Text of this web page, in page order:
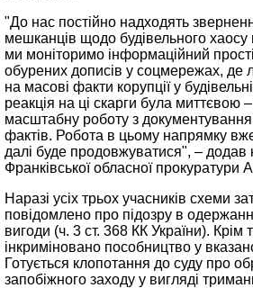
"До нас постійно надходять
мешканців щодо будівельного хаосу
ми моніторимо інформаційний
обурених дописів у соцмережах, де
на масові факти корупції у
реакція на ці скарги була миттєвою
масштабну роботу з документування
фактів. Робота в цьому напрямку вже
далі буде продовжуватися", – додав
Франківської обласної прокуратури
Наразі усіх трьох учасників схеми
повідомлено про підозру в
вигоди (ч. 3 ст. 368 КК України). Крім
інкриміновано пособництво у
Готується клопотання до суду про
запобіжного заходу у вигляді